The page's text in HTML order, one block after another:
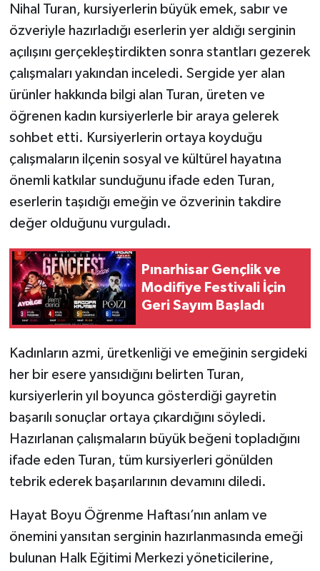
Nihal Turan, kursiyerlerin büyük emek, sabır ve
özveriyle hazırladığı eserlerin yer aldığı serginin
açılışını gerçekleştirdikten sonra stantları gezerek
çalışmaları yakından inceledi. Sergide yer alan
ürünler hakkında bilgi alan Turan, üreten ve
öğrenen kadın kursiyerlerle bir araya gelerek
sohbet etti. Kursiyerlerin ortaya koyduğu
çalışmaların ilçenin sosyal ve kültürel hayatına
önemli katkılar sunduğunu ifade eden Turan,
eserlerin taşıdığı emeğin ve özverinin takdire
değer olduğunu vurguladı.
Pınarhisar Gençlik ve
Modifiye Festivali İçin
Geri Sayım Başladı
Kadınların azmi, üretkenliği ve emeğinin sergideki
her bir esere yansıdığını belirten Turan,
kursiyerlerin yıl boyunca gösterdiği gayretin
başarılı sonuçlar ortaya çıkardığını söyledi.
Hazırlanan çalışmaların büyük beğeni topladığını
ifade eden Turan, tüm kursiyerleri gönülden
tebrik ederek başarılarının devamını diledi.
Hayat Boyu Öğrenme Haftası’nın anlam ve
önemini yansıtan serginin hazırlanmasında emeği
bulunan Halk Eğitimi Merkezi yöneticilerine,